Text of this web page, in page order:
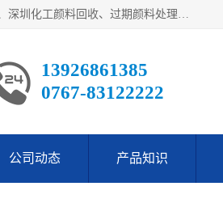
东莞市长安欧泰再生资源回收经营部经营各类废油：东莞UV光油回收、东莞环氧树脂回收、深圳化工颜料回收、过期颜料处理回收、废油漆渣处理回收、深圳废金属漆回收等。是经工商局注册的环保公司。公司主要供应：低价销售：翻蒸*等化工厡料等等。本公司为广东地区一家专业从事危险废物处理、化工危险品处理，化工废料回收，再生，生产与销售为一体的综合性企业，
13926861385
0767-83122222
公司动态 产品知识